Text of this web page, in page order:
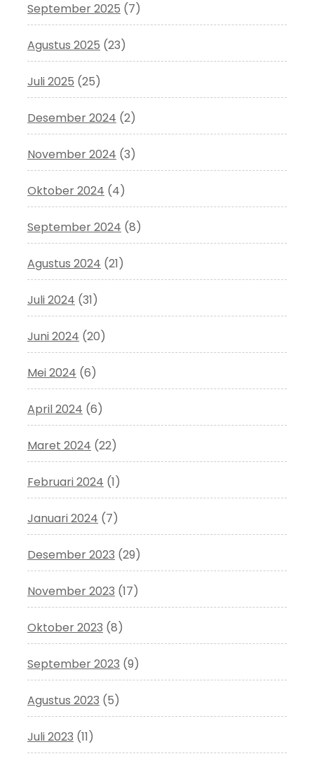
September 2025 (7)
Agustus 2025 (23)
Juli 2025 (25)
Desember 2024 (2)
November 2024 (3)
Oktober 2024 (4)
September 2024 (8)
Agustus 2024 (21)
Juli 2024 (31)
Juni 2024 (20)
Mei 2024 (6)
April 2024 (6)
Maret 2024 (22)
Februari 2024 (1)
Januari 2024 (7)
Desember 2023 (29)
November 2023 (17)
Oktober 2023 (8)
September 2023 (9)
Agustus 2023 (5)
Juli 2023 (11)